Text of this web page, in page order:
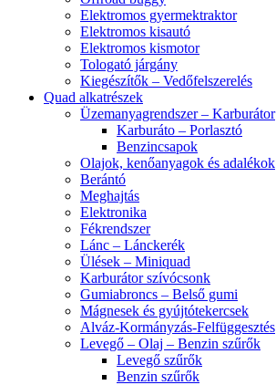
Elektromos gyermektraktor
Elektromos kisautó
Elektromos kismotor
Tologató járgány
Kiegészítők – Vedőfelszerelés
Quad alkatrészek
Üzemanyagrendszer – Karburátor
Karburáto – Porlasztó
Benzincsapok
Olajok, kenőanyagok és adalékok
Berántó
Meghajtás
Elektronika
Fékrendszer
Lánc – Lánckerék
Ülések – Miniquad
Karburátor szívócsonk
Gumiabroncs – Belső gumi
Mágnesek és gyújtótekercsek
Alváz-Kormányzás-Felfüggesztés
Levegő – Olaj – Benzin szűrők
Levegő szűrők
Benzin szűrők